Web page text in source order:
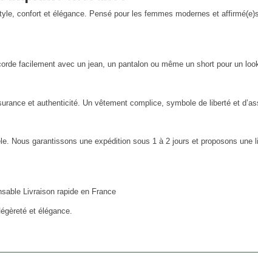
confort et élégance. Pensé pour les femmes modernes et
facilement avec un jean, un pantalon ou même un short pour un
et authenticité. Un vêtement complice, symbole de liberté et
Nous garantissons une expédition sous 1 à 2 jours et proposons une
Livraison rapide en France
et élégance.